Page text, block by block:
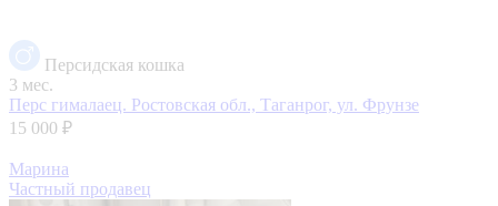
Персидская кошка
3 мес.
Перс гималаец. Ростовская обл., Таганрог, ул. Фрунзе
15 000 ₽
Марина
Частный продавец